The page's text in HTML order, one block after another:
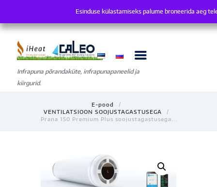
Infrapuna põrandaküte, infrapunapaneelid ja
kiirgurid.
E-pood
VENTILATSIOON SOOJUSTAGASTUSEGA
Prana 150 Premium Plus soojustagastusega...
Esinduse külastamiseks palume broneerida
Esinduse külastamiseks palume broneerida aeg